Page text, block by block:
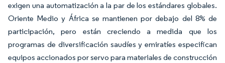
exigen una automatización a la par de los estándares globales.
Oriente Medio y África se mantienen por debajo del 8% de
participación, pero están creciendo a medida que los
programas de diversificación saudíes y emiratíes especifican
equipos accionados por servo para materiales de construcción